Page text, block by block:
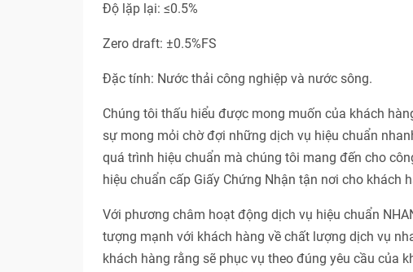
Độ lặp lại: ≤0.5%
Zero draft: ±0.5%FS
Đặc tính: Nước thải công nghiệp và nước sông.
Chúng tôi thấu hiểu được mong muốn của khách
sự mong mỏi chờ đợi những dịch vụ hiệu chuẩn
quá trình hiệu chuẩn mà chúng tôi mang đến cho
hiệu chuẩn cấp Giấy Chứng Nhận tận nơi cho khách
Với phương châm hoạt động dịch vụ hiệu chuẩn
tượng mạnh với khách hàng về chất lượng dịch vụ
khách hàng rằng sẽ phục vụ theo đúng yêu cầu của